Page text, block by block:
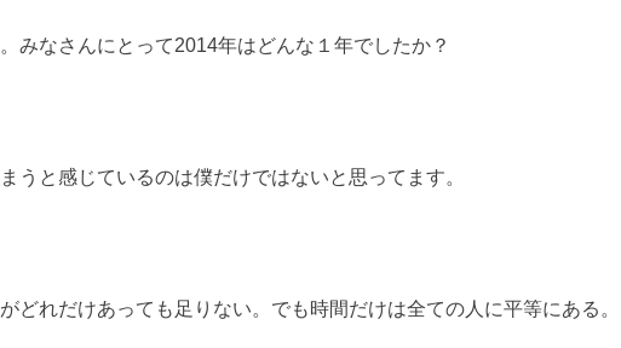
みなさんにとって2014年はどんな１年でしたか？
うと感じているのは僕だけではないと思ってます。
どれだけあっても足りない。でも時間だけは全ての人に平等にある。